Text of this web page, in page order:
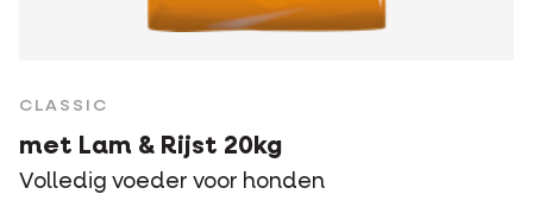
CLASSIC
met Lam & Rijst 20kg
Volledig voeder voor honden